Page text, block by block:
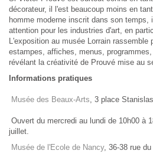
décorateur, il l'est beaucoup moins en
homme moderne inscrit dans son temps,
attention pour les industries d'art, en
L'exposition au musée Lorrain rassemble
estampes, affiches, menus,
révélant la créativité de Prouvé mise au
Informations pratiques
Musée des Beaux-Arts, 3 place
Ouvert du mercredi au lundi de 10h00 à
juillet.
Musée de l'Ecole de Nancy, 36-38 rue